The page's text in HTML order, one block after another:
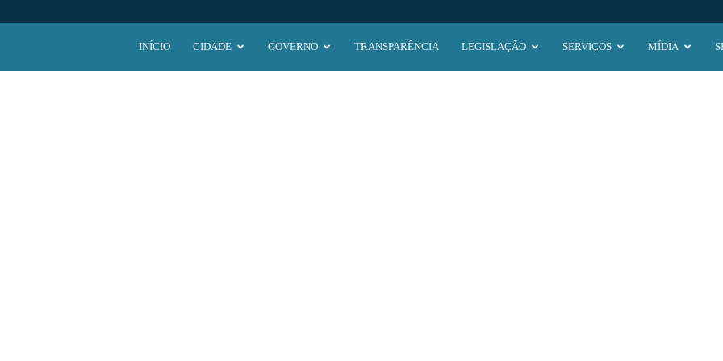
Prefeitura
INÍCIO CIDADE GOVERNO TRANSPARÊNCIA LEGISLAÇÃO SERVIÇOS MÍDIA